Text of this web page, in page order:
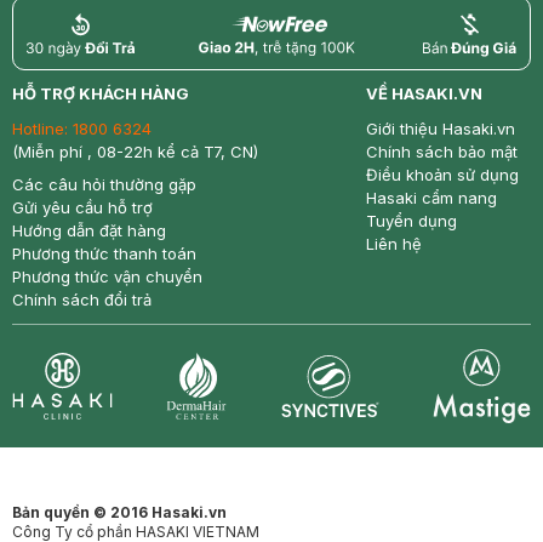
return nowfree price
HỖ TRỢ KHÁCH HÀNG
Hotline: 1800 6324
(Miễn phí , 08-22h kể cả T7, CN)
Các câu hỏi thường gặp
Gửi yêu cầu hỗ trợ
Hướng dẫn đặt hàng
Phương thức thanh toán
Phương thức vận chuyển
Chính sách đổi trả
VỀ HASAKI.VN
Giới thiệu Hasaki.vn
Chính sách bảo mật
Điều khoản sử dụng
Hasaki cẩm nang
Tuyển dụng
Liên hệ
Bản quyền © 2016 Hasaki.vn
Công Ty cổ phần HASAKI VIETNAM